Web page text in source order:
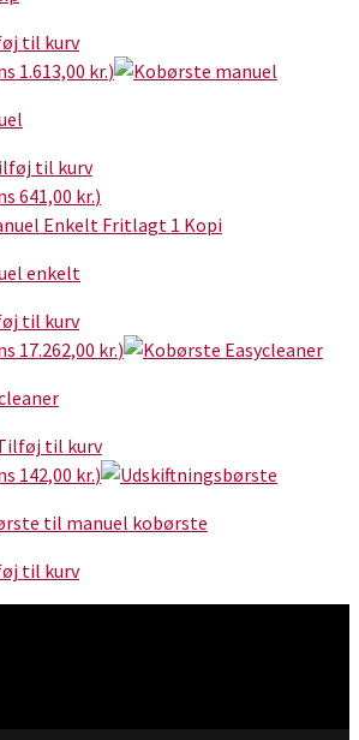
til kurv
1.613,00 kr.)
til kurv
641,00 kr.)
enkelt
til kurv
17.262,00 kr.)
til kurv
142,00 kr.)
til manuel kobørste
til kurv